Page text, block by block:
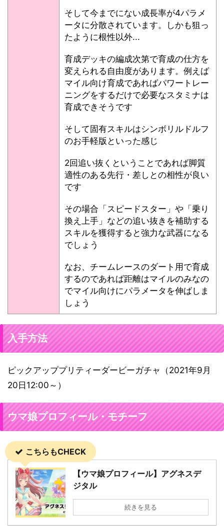
そして今までにない成長率が4パラメ
ータに分散されています。しかも狙っ
たように根性以外...
育成デッキの編成次第で育成の仕方を
変えられる自由度があります。例えば
マイル向け育成であればパワートレー
ニングをするだけで必要なスタミナは
育成できそうです
そして固有スキルはシンボリルドルフ
のお手軽版といった感じ
2回追い抜くということであれば脚質
適性のある先行・差しとの相性が良い
です
その場合「スピードスター」や「乗り
換え上手」などの追い抜きを補助する
スキルを獲得すると強力な武器になる
でしょう
なお、チームレースのダート用で育成
するのであれば距離はマイルのみなの
でマイル向けにパラメータを伸ばしま
しょう
入手方法
ピックアッププリティーダービーガチャ（2021年9月
20日12:00～）
ウマ娘プロフィール・モチーフ
こちらもCHECK
【ウマ娘プロフィール】アグネスデ
ジタル
続きを見る